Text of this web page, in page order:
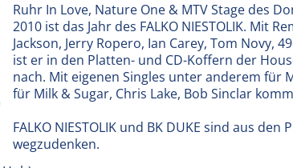
Ruhr In Love, Nature One & MTV Stage des
2010 ist das Jahr des FALKO NIESTOLIK. Mit
Jackson, Jerry Ropero, Ian Carey, Tom Novy,
ist er in den Platten- und CD-Koffern der
nach. Mit eigenen Singles unter anderem für
für Milk & Sugar, Chris Lake, Bob Sinclar
FALKO NIESTOLIK und BK DUKE sind aus
wegzudenken.